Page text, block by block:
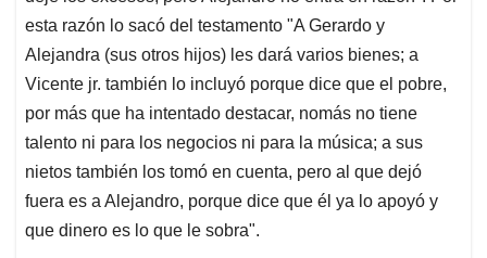
esta razón lo sacó del testamento "A Gerardo y
Alejandra (sus otros hijos) les dará varios bienes; a
Vicente jr. también lo incluyó porque dice que el pobre,
por más que ha intentado destacar, nomás no tiene
talento ni para los negocios ni para la música; a sus
nietos también los tomó en cuenta, pero al que dejó
fuera es a Alejandro, porque dice que él ya lo apoyó y
que dinero es lo que le sobra".